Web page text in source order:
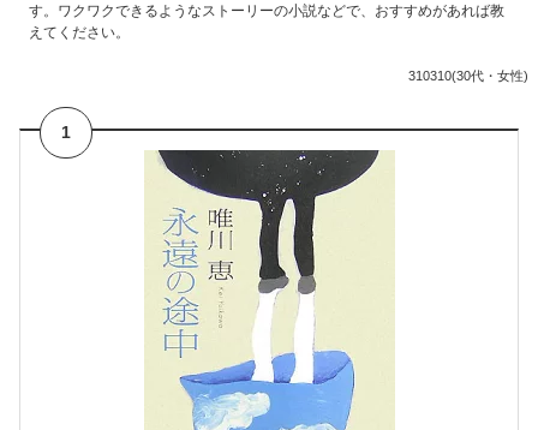
す。ワクワクできるようなストーリーの小説などで、おすすめがあれば教
えてください。
310310(30代・女性)
1